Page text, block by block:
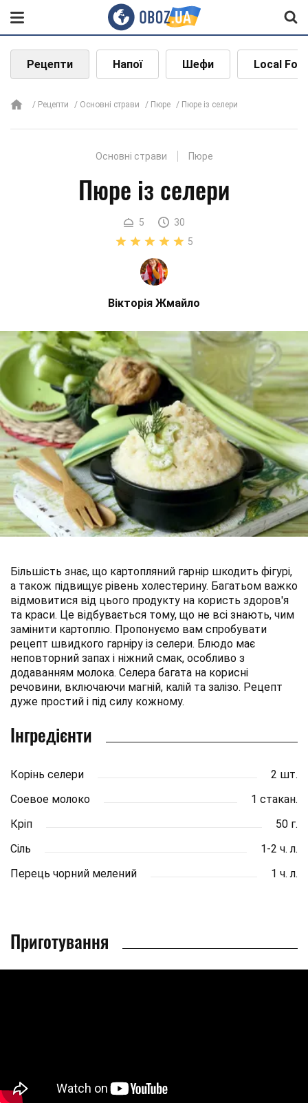
Рецепти Напої Шефи Local
Рецепти Основні страви Пюре Пюре із селери
Основні страви Пюре
Пюре із селери
5
30
5
Вікторія Жмайло
Більшість знає, що картопляний гарнір шкодить фігурі,
а також підвищує рівень холестерину. Багатьом важко
відмовитися від цього продукту на користь здоров'я
та краси. Це відбувається тому, що не всі знають, чим
замінити картоплю. Пропонуємо вам спробувати
рецепт швидкого гарніру із селери. Блюдо має
неповторний запах і ніжний смак, особливо з
додаванням молока. Селера багата на корисні
речовини, включаючи магній, калій та залізо. Рецепт
дуже простий і під силу кожному.
Інгредієнти
Корінь селери
2 шт.
Соевое молоко
1 стакан.
Кріп
50 г.
Сіль
1-2 ч. л.
Перець чорний мелений
1 ч. л.
Приготування